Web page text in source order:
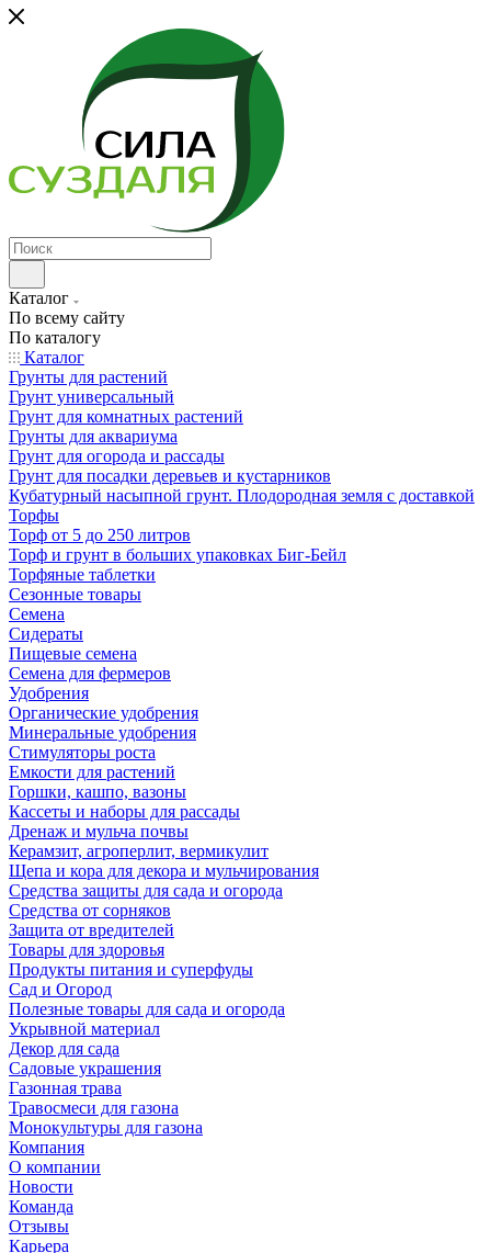
Каталог
По всему сайту
По каталогу
Каталог
Грунты для растений
Грунт универсальный
Грунт для комнатных растений
Грунты для аквариума
Грунт для огорода и рассады
Грунт для посадки деревьев и кустарников
Кубатурный насыпной грунт. Плодородная земля с доставкой
Торфы
Торф от 5 до 250 литров
Торф и грунт в больших упаковках Биг-Бейл
Торфяные таблетки
Сезонные товары
Семена
Сидераты
Пищевые семена
Семена для фермеров
Удобрения
Органические удобрения
Минеральные удобрения
Стимуляторы роста
Емкости для растений
Горшки, кашпо, вазоны
Кассеты и наборы для рассады
Дренаж и мульча почвы
Керамзит, агроперлит, вермикулит
Щепа и кора для декора и мульчирования
Средства защиты для сада и огорода
Средства от сорняков
Защита от вредителей
Товары для здоровья
Продукты питания и суперфуды
Сад и Огород
Полезные товары для сада и огорода
Укрывной материал
Декор для сада
Садовые украшения
Газонная трава
Травосмеси для газона
Монокультуры для газона
Компания
О компании
Новости
Команда
Отзывы
Карьера